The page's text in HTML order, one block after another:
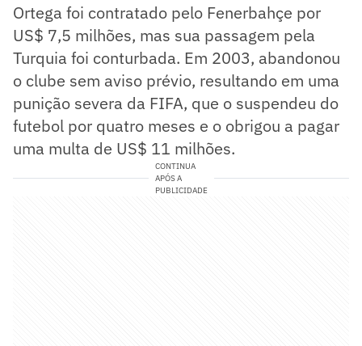
Ortega foi contratado pelo Fenerbahçe por
US$ 7,5 milhões, mas sua passagem pela
Turquia foi conturbada. Em 2003, abandonou
o clube sem aviso prévio, resultando em uma
punição severa da FIFA, que o suspendeu do
futebol por quatro meses e o obrigou a pagar
uma multa de US$ 11 milhões.
CONTINUA
APÓS A
PUBLICIDADE